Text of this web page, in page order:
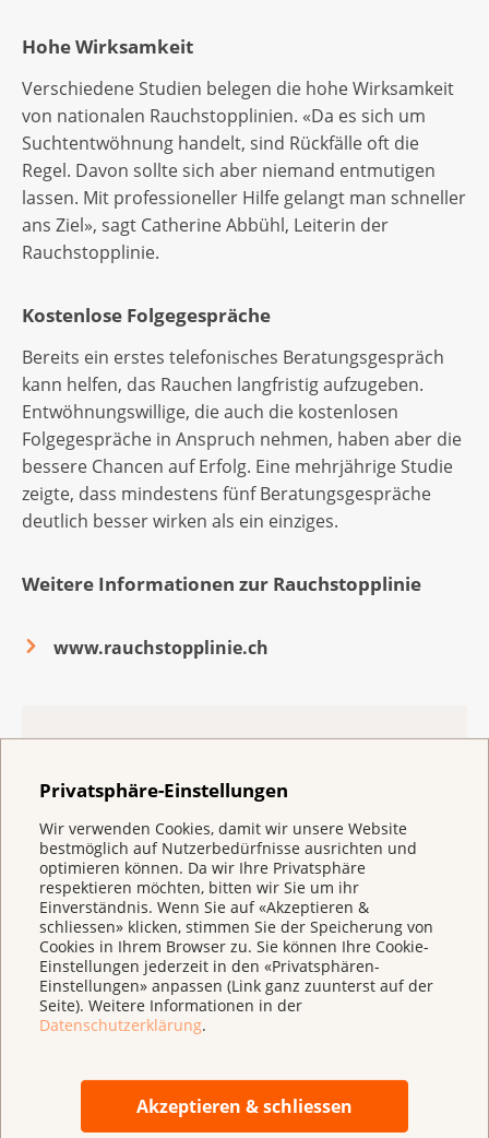
Privatsphäre-Einstellungen
Wir verwenden Cookies, damit wir unsere Website
bestmöglich auf Nutzerbedürfnisse ausrichten und
optimieren können. Da wir Ihre Privatsphäre
respektieren möchten, bitten wir Sie um ihr
Einverständnis. Wenn Sie auf «Akzeptieren &
schliessen» klicken, stimmen Sie der Speicherung von
Cookies in Ihrem Browser zu. Sie können Ihre Cookie-
Einstellungen jederzeit in den «Privatsphären-
Einstellungen» anpassen (Link ganz zuunterst auf der
Seite). Weitere Informationen in der
Datenschutzerklärung.
Akzeptieren & schliessen
Hohe Wirksamkeit
Verschiedene Studien belegen die hohe Wirksamkeit
von nationalen Rauchstopplinien. «Da es sich um
Suchtentwöhnung handelt, sind Rückfälle oft die
Regel. Davon sollte sich aber niemand entmutigen
lassen. Mit professioneller Hilfe gelangt man schneller
ans Ziel», sagt Catherine Abbühl, Leiterin der
Rauchstopplinie.
Kostenlose Folgegespräche
Bereits ein erstes telefonisches Beratungsgespräch
kann helfen, das Rauchen langfristig aufzugeben.
Entwöhnungswillige, die auch die kostenlosen
Folgegespräche in Anspruch nehmen, haben aber die
bessere Chancen auf Erfolg. Eine mehrjährige Studie
zeigte, dass mindestens fünf Beratungsgespräche
deutlich besser wirken als ein einziges.
Weitere Informationen zur Rauchstopplinie
www.rauchstopplinie.ch
Tabakkonsum ist weltweit die Hauptursache für
vermeidbare Krankheiten und Todesfälle. Rund
80% der Lungenkrebsfälle sind auf den
Tabakkonsum zurückzuführen. Raucher haben
zudem nachweislich eine grössere
Wahrscheinlichkeit, an weiteren Krebsarten zu
erkranken als für Nichtraucher gleichen Alters.
Das Ziel der Tabakprävention der Krebsliga ist es,
den Einstieg ins Rauchen zu verhindern, den
Erwachsene vor dem Passivrauchen zu schützen.
Dazu engagiert sie sich auf politischer Ebene und